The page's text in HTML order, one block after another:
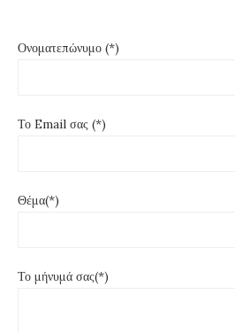
Ονοματεπώνυμο (*)
Το Email σας (*)
Θέμα(*)
Το μήνυμά σας(*)